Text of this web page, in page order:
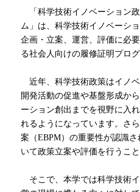
「科学技術イノベーション
ム」は、科学技術イノベーシ
企画・立案、運営、評価に必
る社会人向けの履修証明プロ
近年、科学技術政策はイノ
開発活動の促進や基盤形成か
ーション創出までを視野に入
れるようになっています。さ
案（EBPM）の重要性が認識
いて政策立案や評価を行うこ
そこで、本学では科学技術